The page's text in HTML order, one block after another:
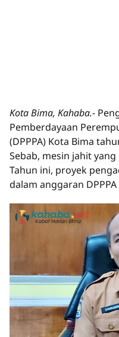
Kota Bima, Kahaba.-
Pemberdayaan
(DPPPA) Kota Bima
Sebab, mesin jahit
Tahun ini, proyek
dalam anggaran